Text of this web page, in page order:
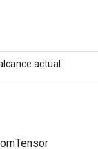
actual